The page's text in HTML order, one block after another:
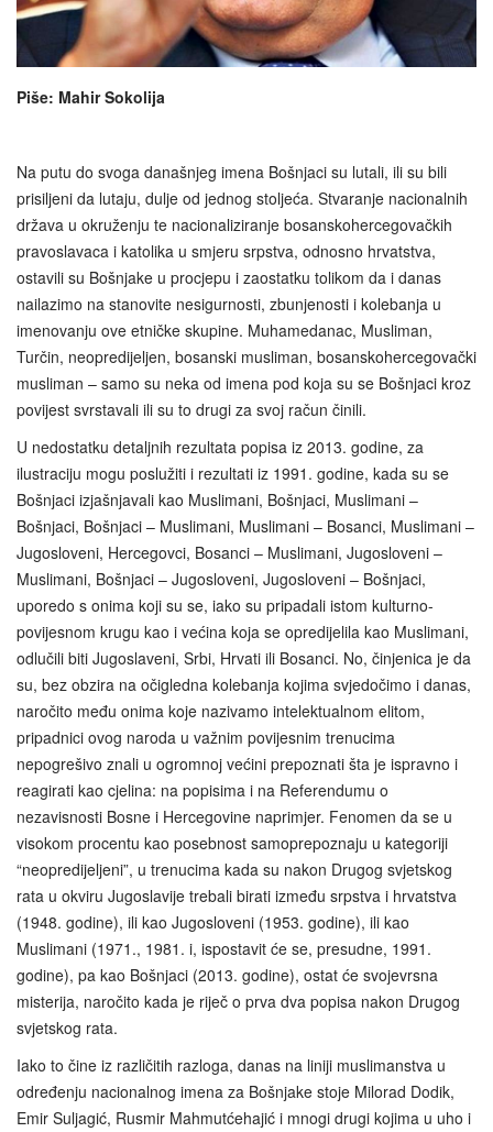
Piše: Mahir Sokolija
Na putu do svoga današnjeg imena Bošnjaci su lutali, ili su bili
prisiljeni da lutaju, dulje od jednog stoljeća. Stvaranje nacionalnih
država u okruženju te nacionaliziranje bosanskohercegovačkih
pravoslavaca i katolika u smjeru srpstva, odnosno hrvatstva,
ostavili su Bošnjake u procjepu i zaostatku tolikom da i danas
nailazimo na stanovite nesigurnosti, zbunjenosti i kolebanja u
imenovanju ove etničke skupine. Muhamedanac, Musliman,
Turčin, neopredijeljen, bosanski musliman, bosanskohercegovački
musliman – samo su neka od imena pod koja su se Bošnjaci kroz
povijest svrstavali ili su to drugi za svoj račun činili.
U nedostatku detaljnih rezultata popisa iz 2013. godine, za
ilustraciju mogu poslužiti i rezultati iz 1991. godine, kada su se
Bošnjaci izjašnjavali kao Muslimani, Bošnjaci, Muslimani –
Bošnjaci, Bošnjaci – Muslimani, Muslimani – Bosanci, Muslimani –
Jugosloveni, Hercegovci, Bosanci – Muslimani, Jugosloveni –
Muslimani, Bošnjaci – Jugosloveni, Jugosloveni – Bošnjaci,
uporedo s onima koji su se, iako su pripadali istom kulturno-
povijesnom krugu kao i većina koja se opredijelila kao Muslimani,
odlučili biti Jugoslaveni, Srbi, Hrvati ili Bosanci. No, činjenica je da
su, bez obzira na očigledna kolebanja kojima svjedočimo i danas,
naročito među onima koje nazivamo intelektualnom elitom,
pripadnici ovog naroda u važnim povijesnim trenucima
nepogrešivo znali u ogromnoj većini prepoznati šta je ispravno i
reagirati kao cjelina: na popisima i na Referendumu o
nezavisnosti Bosne i Hercegovine naprimjer. Fenomen da se u
visokom procentu kao posebnost samoprepoznaju u kategoriji
“neopredijeljeni”, u trenucima kada su nakon Drugog svjetskog
rata u okviru Jugoslavije trebali birati između srpstva i hrvatstva
(1948. godine), ili kao Jugosloveni (1953. godine), ili kao
Muslimani (1971., 1981. i, ispostavit će se, presudne, 1991.
godine), pa kao Bošnjaci (2013. godine), ostat će svojevrsna
misterija, naročito kada je riječ o prva dva popisa nakon Drugog
svjetskog rata.
Iako to čine iz različitih razloga, danas na liniji muslimanstva u
određenju nacionalnog imena za Bošnjake stoje Milorad Dodik,
Emir Suljagić, Rusmir Mahmutćehajić i mnogi drugi kojima u uho i